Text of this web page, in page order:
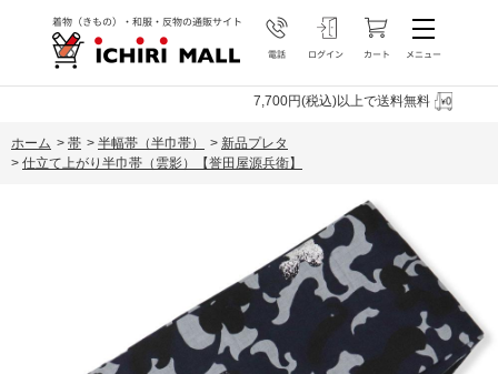
7,700円(税込)以上で送料無料
ホーム > 帯 > 半幅帯（半巾帯） > 新品プレタ
> 仕立て上がり半巾帯（雲影）【誉田屋源兵衛】